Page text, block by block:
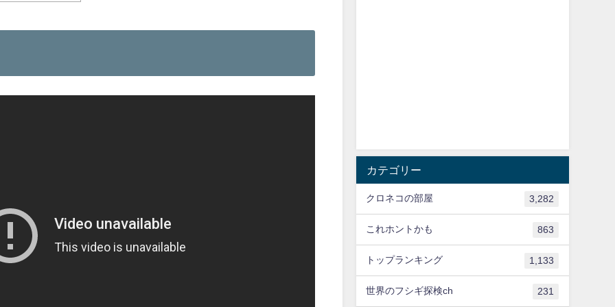
カテゴリー
クロネコの部屋 3,282
これホントかも 863
トップランキング 1,133
世界のフシギ探検ch 231